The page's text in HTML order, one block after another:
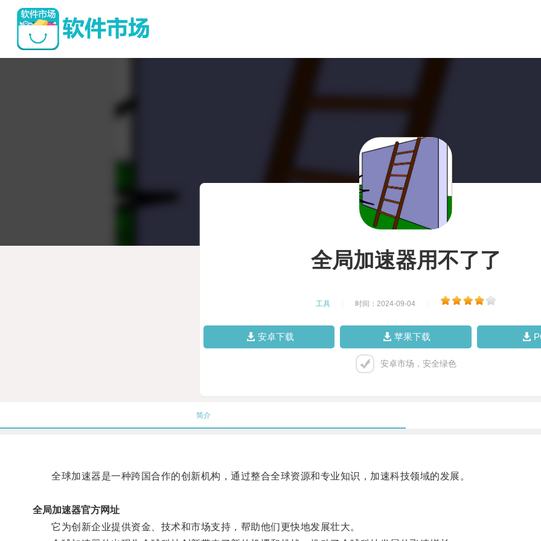
全局加速器用不了了
工具 时间：2024-09-04
安卓下载 苹果下载
安卓市场，安全绿色
简介
全球加速器是一种跨国合作的创新机构，通过整合全球资源和专业知识，加速科技领域的发展。
全局加速器官方网址
它为创新企业提供资金、技术和市场支持，帮助他们更快地发展壮大。